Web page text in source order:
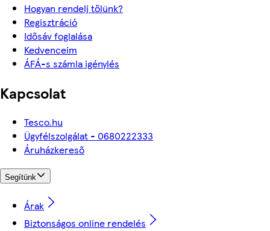
Hogyan rendelj tőlünk?
Regisztráció
Idősáv foglalása
Kedvenceim
ÁFÁ-s számla igénylés
Kapcsolat
Tesco.hu
Ügyfélszolgálat - 0680222333
Áruházkereső
Segítünk
Árak
Biztonságos online rendelés